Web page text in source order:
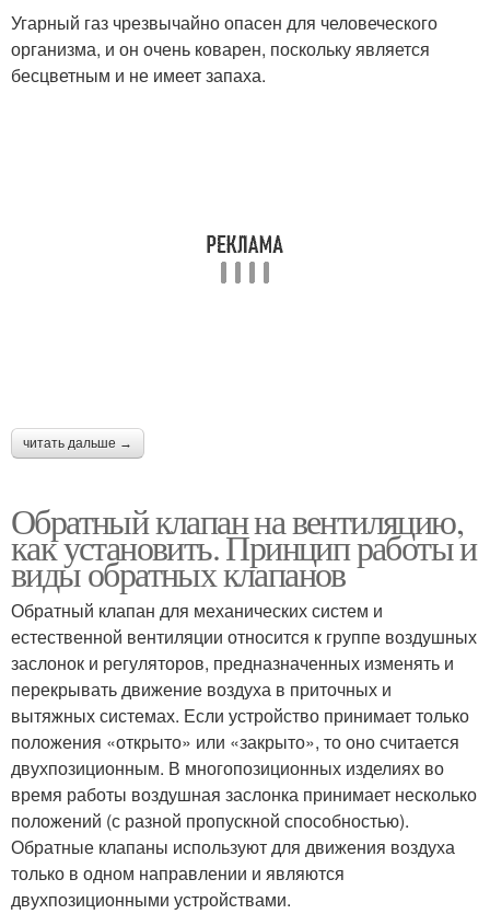
Угарный газ чрезвычайно опасен для человеческого
организма, и он очень коварен, поскольку является
бесцветным и не имеет запаха.
читать дальше →
Обратный клапан на вентиляцию,
как установить. Принцип работы и
виды обратных клапанов
Обратный клапан для механических систем и
естественной вентиляции относится к группе воздушных
заслонок и регуляторов, предназначенных изменять и
перекрывать движение воздуха в приточных и
вытяжных системах. Если устройство принимает только
положения «открыто» или «закрыто», то оно считается
двухпозиционным. В многопозиционных изделиях во
время работы воздушная заслонка принимает несколько
положений (с разной пропускной способностью).
Обратные клапаны используют для движения воздуха
только в одном направлении и являются
двухпозиционными устройствами.